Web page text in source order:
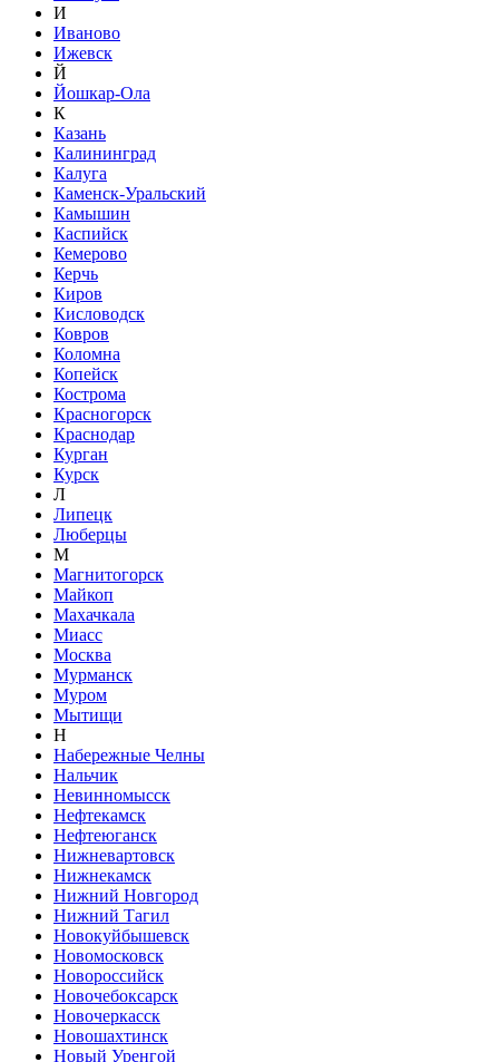
И
Иваново
Ижевск
Й
Йошкар-Ола
К
Казань
Калининград
Калуга
Каменск-Уральский
Камышин
Каспийск
Кемерово
Керчь
Киров
Кисловодск
Ковров
Коломна
Копейск
Кострома
Красногорск
Краснодар
Курган
Курск
Л
Липецк
Люберцы
М
Магнитогорск
Майкоп
Махачкала
Миасс
Москва
Мурманск
Муром
Мытищи
Н
Набережные Челны
Нальчик
Невинномысск
Нефтекамск
Нефтеюганск
Нижневартовск
Нижнекамск
Нижний Новгород
Нижний Тагил
Новокуйбышевск
Новомосковск
Новороссийск
Новочебоксарск
Новочеркасск
Новошахтинск
Новый Уренгой